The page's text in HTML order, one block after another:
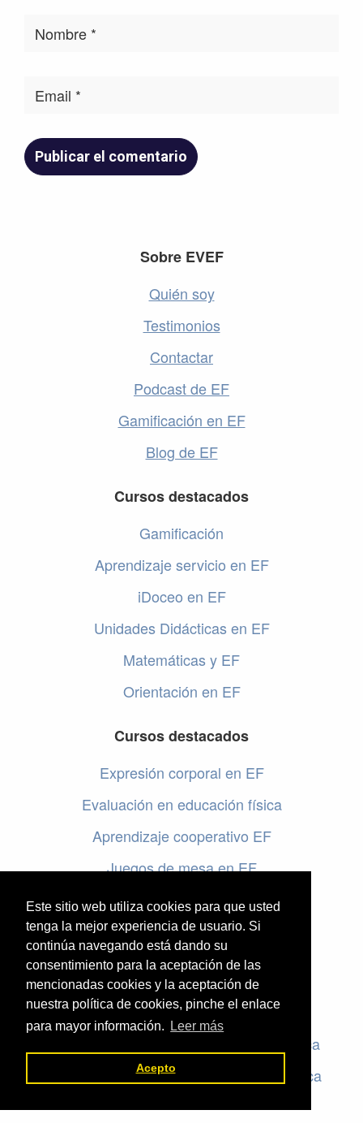
Este sitio web utiliza cookies para que usted
tenga la mejor experiencia de usuario. Si
continúa navegando está dando su
consentimiento para la aceptación de las
mencionadas cookies y la aceptación de
nuestra política de cookies, pinche el enlace
para mayor información.
Leer más
Acepto
Sobre EVEF
Quién soy
Testimonios
Contactar
Podcast de EF
Gamificación en EF
Blog de EF
Cursos destacados
Gamificación
Aprendizaje servicio en EF
iDoceo en EF
Unidades Didácticas en EF
Matemáticas y EF
Orientación en EF
Cursos destacados
Expresión corporal en EF
Evaluación en educación física
Aprendizaje cooperativo EF
Juegos de mesa en EF
Programar en EF
Cursos online de educación física
Artículos destacados
Evaluación en educación física
Criterios de evaluación en educación física
Rúbricas de evaluación en educación física